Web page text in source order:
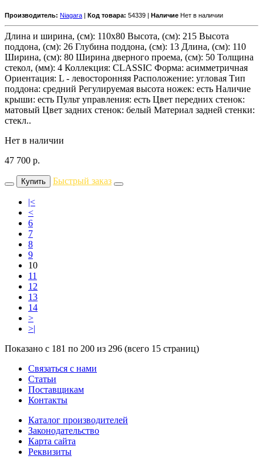
Производитель: Niagara | Код товара: 54339 | Наличие Нет в наличии
Длина и ширина, (см): 110x80 Высота, (см): 215 Высота
поддона, (см): 26 Глубина поддона, (см): 13 Длина, (см): 110
Ширина, (см): 80 Ширина дверного проема, (см): 50 Толщина
стекол, (мм): 4 Коллекция: CLASSIC Форма: асимметричная
Ориентация: L - левосторонняя Расположение: угловая Тип
поддона: средний Регулируемая высота ножек: есть Наличие
крыши: есть Пульт управления: есть Цвет передних стенок:
матовый Цвет задних стенок: белый Материал задней стенки:
стекл..
Нет в наличии
47 700 р.
Купить Быстрый заказ
|<
<
6
7
8
9
10
11
12
13
14
>
>|
Показано с 181 по 200 из 296 (всего 15 страниц)
Связаться с нами
Статьи
Поставщикам
Контакты
Каталог производителей
Законодательство
Карта сайта
Реквизиты